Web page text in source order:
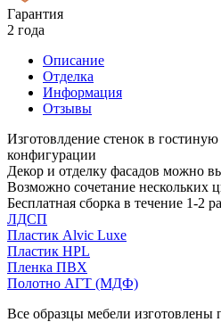
Гарантия
2 года
Описание
Отделка
Информация
Отзывы
Изготовлдение стенок в
конфигурации
Декор и отделку фасадов можно
Возможно сочетание нескольких
Бесплатная сборка в течение 1-2
ЛДСП
Пластик Alvic Luxe
Пластик HPL
Пленка ПВХ
Полотно АГТ (МДФ)
Все образцы мебели изготовлены